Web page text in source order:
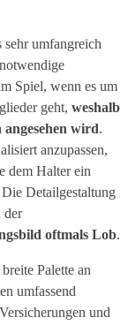
sehr umfangreich
Spiel, wenn es um
geht, weshalb
angesehen wird.
anzupassen,
dem Halter ein
Detailgestaltung
der
oftmals Lob.
Palette an
umfassend
und